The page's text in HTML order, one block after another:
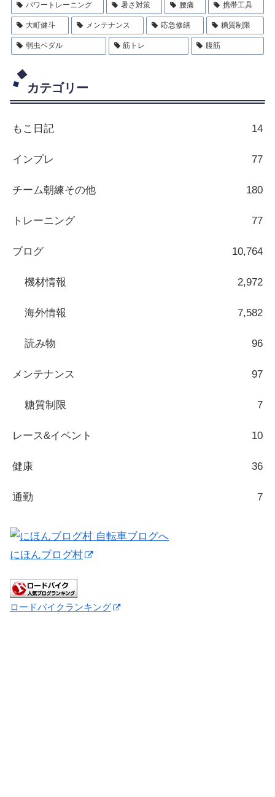
パワートレーニング 暑さ対策 腰痛 携帯工具
大町健斗 メンテナンス 応急修繕 糖質制限
弱虫ペダル 筋トレ 腹筋
カテゴリー
もこ日記 14
インプレ 77
チーム朝練その他 180
トレーニング 77
ブログ 10,764
機材情報 2,972
海外情報 7,582
読み物 96
メンテナンス 97
糖質制限 7
レース&イベント 10
健康 36
通勤 7
にほんブログ村
ロードバイクランキング